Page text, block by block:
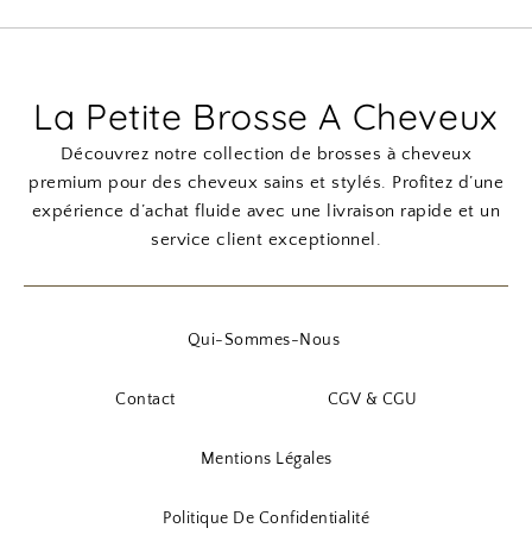
La Petite Brosse A Cheveux
Découvrez notre collection de brosses à cheveux
premium pour des cheveux sains et stylés. Profitez d’une
expérience d’achat fluide avec une livraison rapide et un
service client exceptionnel.
Qui-Sommes-Nous
Contact CGV & CGU
Mentions Légales
Politique De Confidentialité